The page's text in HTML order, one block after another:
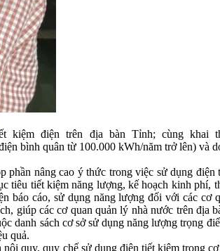
điện trên địa bàn Tỉnh; cùng khai
bình quân từ 100.000 kWh/năm trở lên) và
nâng cao ý thức trong việc sử dụng điện
tiêu tiết kiệm năng lượng, kế hoạch kinh phí,
báo cáo, sử dụng năng lượng đối với các cơ
giúp các cơ quan quản lý nhà nước trên địa
danh sách cơ sở sử dụng năng lượng trọng
quả.
quy, quy chế sử dụng điện tiết kiệm trong